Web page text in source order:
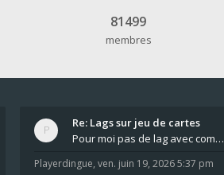
81499
membres
Re: Lags sur jeu de cartes
Pour moi pas de lag avec comme navigateur Chrome
Playerdingue, ven. juin 19, 2026 5:37 pm